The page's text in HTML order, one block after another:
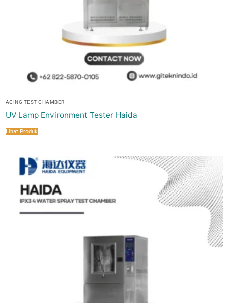
AGING TEST CHAMBER
UV Lamp Environment Tester Haida
Lihat Produk